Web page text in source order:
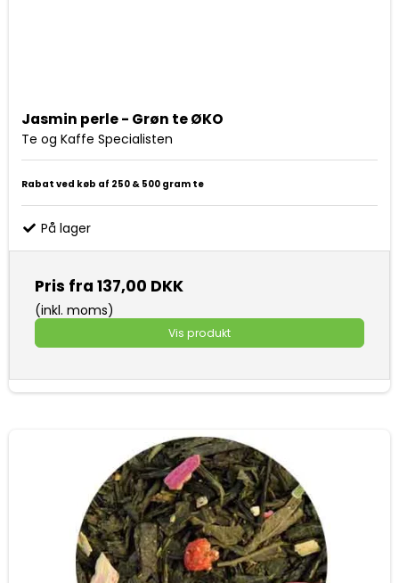
Jasmin perle - Grøn te ØKO
Te og Kaffe Specialisten
Rabat ved køb af 250 & 500 gram te
På lager
Pris fra 137,00 DKK
(inkl. moms)
Vis produkt